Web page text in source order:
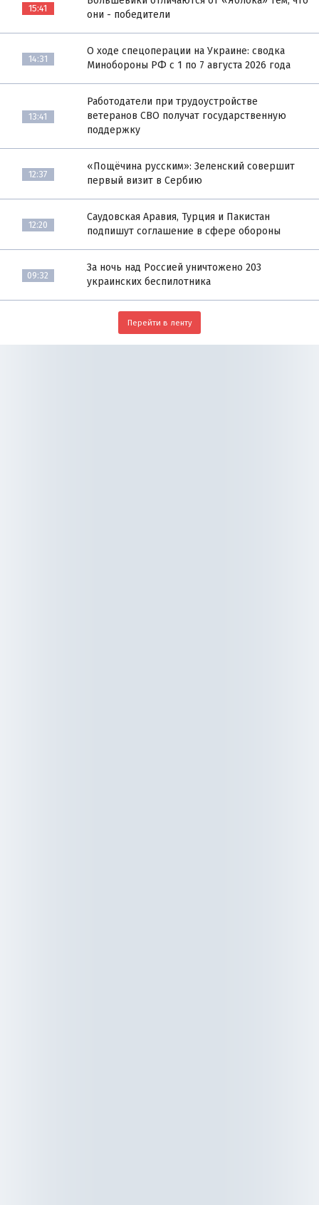
15:41
они - победители
14:31
О ходе спецоперации на Украине: сводка
Минобороны РФ с 1 по 7 августа 2026 года
13:41
Работодатели при трудоустройстве
ветеранов СВО получат государственную
поддержку
12:37
«Пощёчина русским»: Зеленский совершит
первый визит в Сербию
12:20
Саудовская Аравия, Турция и Пакистан
подпишут соглашение в сфере обороны
09:32
За ночь над Россией уничтожено 203
украинских беспилотника
Перейти в ленту